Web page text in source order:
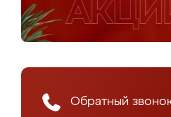
Обратный